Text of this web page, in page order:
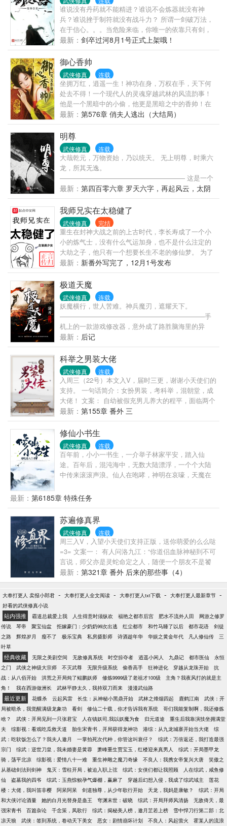
谁说没有丹药就不能精进？谁说不会炼器就没有神
兵？谁说挫于制符就没有战斗力？ 所谓一剑破万法，
在于信心。。。当危险来临，你唯一的依靠只有剑，
而不是其他。。。
最新： 剑卒过河8月1号正式上架哦！
御心香帅
武侠修真 连载
坐拥万红，逍遥一生！神功在身，万权在手，天下何
处去不得！一个现代人的灵魂穿越武林的风流韵事！
他是一个黑暗中的小偷，他更是黑暗之中的香帅！在
前后两代武林十花，几位师娘以及众多的美人美妇的
帮助之下，他成为了这一个大陆最顶端的存在！整一
个大陆几乎所有的美人都被他收入后宫之中！而故事
的开端，是从他将上一代武林十花的花魁沈雪柔给采
了开始……
最新： 第576章 俏夫人逃出（大结局）
明尊
武侠修真 连载
大哉乾元，万物资始，乃以统天。 无上明尊，时乘六
龙，所其无逸。
——————————————————— 这是一个
土着主角的穿越者老爷爷苏醒，金手指成精了的故
事。
最新： 第四百零六章 罗天六字，再起风云，太阴
仙女，祭神台现
我师兄实在太稳健了
武侠修真 完结
重生在封神大战之前的上古时代，李长寿成了一个小
小的炼气士，没有什么气运加身，也不是什么注定的
大劫之子，他只有一个想要长生不老的修仙梦。 为了
能在残酷的洪荒安身立命，他努力不沾因果，杀人必
扬其灰，凡事谋而后动，从不轻易步入危险之中。 藏
底牌，修遁术，炼丹毒，掌神通，不动稳如老狗，一
动石破天惊，动后悄声走人。 本来李长寿规划中，自
己会一直躲在山中平安无事的修行成仙，直到有一
年，他的老师父静极思动，又给他……收了个师妹回
来…… 【通一群（满·474095492），二群
（836797636）双开爆肝，轻松修仙！】
最新： 新番外写完了，12月1号发布
极道天魔
武侠修真 连载
妖魔横行，世人苦难。神兵魔刃，遮耀天下。
——————————————————————手
机上的一款游戏修改器，意外成了路胜脑海里的异
能。也成了他在这个黑暗乱世唯一的依靠。~~~~~~~
欢迎加入企鹅群滚开书友群，群号码：331453690
最新： 后记
科举之男装大佬
武侠修真 连载
入周三（22号）本文入V，届时三更，谢谢小天使们的
支持。 一句话简介：女扮男装，考科举，混朝堂，成
大佬！ 文案： 自幼被假充男儿养大的程平，面临两个
选择： 暴露真身，被随随便便找个挫男嫁了； 孤注一
掷，考科举拿回人生自主权。 怎么选？ 那必须是后者
啊！ 但程平这科举朝堂路注定走得艰辛： 寒族出身
——拼不了爹； 明经及第——非热门专业； 长相一般
——魏晋遗留下来的“颜值即正义”于我何有哉？ 穿越
金手指——微笑脸：我原来学的是英语专业…… 难？
难当然是难的， 但当高居庙堂、紫袍玉带、从容指点
江山时， 程平觉得，再难也是值得的。 感情戏小剧
氅给她搭在身上。 程平惊醒：“多谢陆相关心。” 陆允
歌，‘雄兔脚扑朔，雌兔眼迷离’，不知程相听过否？”
程平立刻瞪大眼睛，我堂堂一代权相，怎能是兔子？
尤其不能是母兔子！ ———————— 尔惆怅一把，
这个控制不住。 别考据，考完没法吃了。
———————— 更新时间：每天凌晨1他时间为捉虫
频率：尽量日更，不日更会请假。 ————————
蠢作者接档文预收：《横刀立马是女郎》一个女孩子
战沙场、混朝堂、保家卫国顺便谈恋爱的故事。 与本
同的是都走自强不息路线，收一个呗？O(∩_∩)O 基友
们的文，都棒棒哒，求收一下： 同频科举文，温馨有
意思：《科举之为夫之道》佳杏——夫妻性转，科举
纯情美和尚等你来挑逗。 咸盐小饼干，魅力男主角：
《她一见你就笑》有个颜控但脸盲的女朋友是什么体
验？她撩完就忘。
最新： 第155章 番外 三
修仙小书生
武侠修真 连载
百年前，小小一书生，一介举子林家平安，踏入仙
途。百年后，混沌海中，无数大陆漂浮，一个个大陆
中传来滚滚声浪。仙人在咆哮，神明在哀嚎，天魔在
死！
最新： 第6185章 特殊任务
苏遍修真界
武侠修真 连载
周三入V，入望小天使们支持正版，送你萌爱的么么哒
=3= 文案一： 有人问洛九江：“你道侣血脉神秘到不可
言说，师父亦是灵蛇命定之人，随便一个朋友不是饕
餮后代，就是老祖亲孙，再不济也是阴阳之身……而
你居然只是一个普通人？” 洛九江笑道：“不一定，我
觉得自己可能是气运之子。” 文案二： 漫漫长生路
我是清都山水郎，天叫分付与疏狂。 沉渊：“何人堪如
洛九江，半生笑卧，一世疏狂。” 游苏：“天下千种自
在，俱付杯酒，让洛兄一口饮尽了！
最新： 第321章 番外 后来的那些事（4）
大奉打更人 卖报小郎君 - 大奉打更人全文阅读 - 大奉打更人txt下载 - 大奉打更人最新章节 -
好看的武侠修真小说
站内强推 霸道总裁爱上我 人生得意时须纵欢 福艳之都市后宫 肥水不流外人田
网游之修罗
传说
琴帝 聚宝仙盆 拒嫁豪门：少奶奶99次出逃 红尘都市 和竹马睡了以后 都市花语
剑徒
之路
辉煌岁月 瘦不了 极乐宝典 私房摄影师 诗酒趁年华 华娱之黄金年代 凡人修仙传
三
叶草
经典收藏 无限之美剧空间 无敌修真系统 时空掠夺者 逍遥小闲人 九鼎记 都市医仙
永恒
之门
武侠之神级大宗师 不灭武尊 无限升级系统 偷香高手 狂神进化 穿越从龙珠开始
抗
战：从八佰开始
洪荒之开局炖了鲲鹏妖师 修炼9999级了老祖才100级
主角？我夜风打的就是主
角！
我在西游做洲长 武林平静太久，我持双刀而来 漫漫武仙路
最近更新 花蝶杀 云起风雷 长生：从神秘小黑鼎开始 武林之烽烟四起 鹿鹤江南
武侠：开
局被暗杀，我觉醒满级龙象功
看剑 修仙二十载，你才告诉我有系统
哥们我能复制啊，我还修炼
啥？
武侠：开局见到一只张君宝 人在镇妖司,我以妖魔为食 归元道途
重生后我靠演技坐拥满堂
夫
综影视：看戏吃瓜救天道 胎生宋青书，开局获得龙神功 港综：从九龙城寨开始当大佬
综
武：吃软饭怎么了？我夫人邀月
一掌拍死次代种，你管这叫衰仔？
综武：万倍返还，我打造最强
宗门
综武：逆世刀皇，我未婚妻是黄蓉 萧峰重生贾宝玉，红楼迎来真男人
综武：开局墨甲龙
骑，荡平北凉
综影视：爱情八十一难 重生神雕之魔刀奇缘 不良人：我携女帝复兴大唐
笑傲之
从基础剑法到剑神
鬼灭：雪柱开局，被迫入职上弦 综武：女侠们都让我照顾
人在综武，咸鱼修
仙
盗墓我的四爷 综武：玉燕惊鲵孕气爆棚，赢麻了 穿越后幻想入侵，我成了综武域主
莲花
楼：大佬，我叫笛非樱
阿呆阿呆 剑道独尊，从少年歌行开始 天龙，我妈是康敏？
综武：开局
和大侠讨论酒量
她的白月光替身是蛊王 穹渊末世：破晓 综武：开局拜师风清扬
无敌倚天，最
强宋青书
百篇杂论 千念策，凤歌行 综武：揭秘美人榜，邀月芷若上榜
雪中悍刀行第二部：北
凉天狼
武侠：签到系统，卷动天下美女 恶女：剧情崩坏计划 不良人：风起萤火 霍某人的流浪